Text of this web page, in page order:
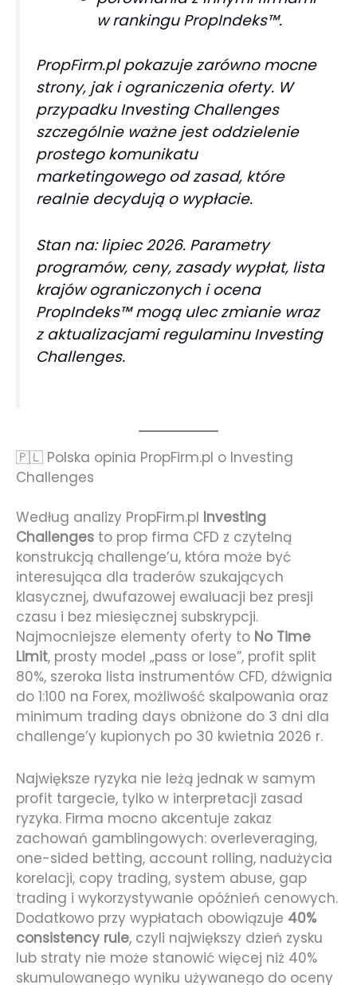
w rankingu PropIndeks™.
PropFirm.pl pokazuje zarówno mocne
strony, jak i ograniczenia oferty. W
przypadku Investing Challenges
szczególnie ważne jest oddzielenie
prostego komunikatu
marketingowego od zasad, które
realnie decydują o wypłacie.
Stan na: lipiec 2026. Parametry
programów, ceny, zasady wypłat, lista
krajów ograniczonych i ocena
PropIndeks™ mogą ulec zmianie wraz
z aktualizacjami regulaminu Investing
Challenges.
🇵🇱 Polska opinia PropFirm.pl o Investing
Challenges
Według analizy PropFirm.pl Investing
Challenges to prop firma CFD z czytelną
konstrukcją challenge’u, która może być
interesująca dla traderów szukających
klasycznej, dwufazowej ewaluacji bez presji
czasu i bez miesięcznej subskrypcji.
Najmocniejsze elementy oferty to No Time
Limit, prosty model „pass or lose”, profit split
80%, szeroka lista instrumentów CFD, dźwignia
do 1:100 na Forex, możliwość skalpowania oraz
minimum trading days obniżone do 3 dni dla
challenge’y kupionych po 30 kwietnia 2026 r.
Największe ryzyka nie leżą jednak w samym
profit targecie, tylko w interpretacji zasad
ryzyka. Firma mocno akcentuje zakaz
zachowań gamblingowych: overleveraging,
one-sided betting, account rolling, nadużycia
korelacji, copy trading, system abuse, gap
trading i wykorzystywanie opóźnień cenowych.
Dodatkowo przy wypłatach obowiązuje 40%
consistency rule, czyli największy dzień zysku
lub straty nie może stanowić więcej niż 40%
skumulowanego wyniku używanego do oceny